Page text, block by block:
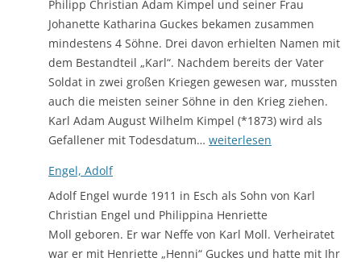
Philipp Christian Adam Kimpel und seiner Frau
Johanette Katharina Guckes bekamen zusammen
mindestens 4 Söhne. Drei davon erhielten Namen mit
dem Bestandteil „Karl“. Nachdem bereits der Vater
Soldat in zwei großen Kriegen gewesen war, mussten
auch die meisten seiner Söhne in den Krieg ziehen.
Karl Adam August Wilhelm Kimpel (*1873) wird als
Gefallener mit Todesdatum… Die
Adam
Kimpel
weiterlesen
Engel, Adolf
Adolf Engel wurde 1911 in Esch als Sohn von Karl
Christian Engel und Philippina Henriette
Moll geboren. Er war Neffe von Karl Moll. Verheiratet
war er mit Henriette „Henni“ Guckes und hatte mit Ihr